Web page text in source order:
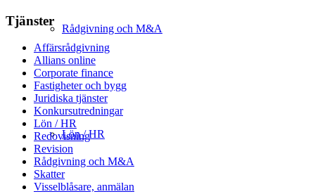
Rådgivning och M&A
Lön / HR
Tjänster
Affärsrådgivning
Allians online
Corporate finance
Fastigheter och bygg
Juridiska tjänster
Konkursutredningar
Lön / HR
Redovisning
Revision
Rådgivning och M&A
Skatter
Visselblåsare, anmälan